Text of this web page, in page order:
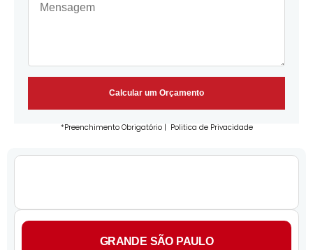
Calcular um Orçamento
*Preenchimento Obrigatório | Politica de Privacidade
GRANDE SÃO PAULO